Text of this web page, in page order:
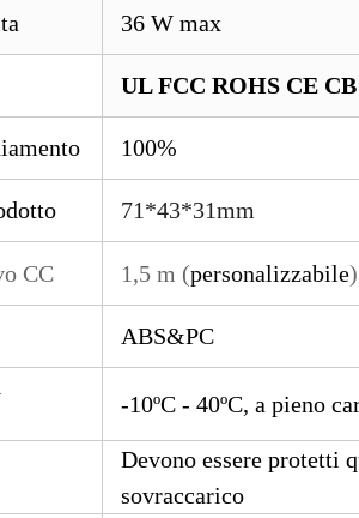
36 W max
UL FCC ROHS CE CB
100%
71*43*31mm
CC 1,5 m (personalizzabile)
ABS&PC
-10ºC - 40ºC, a pieno
Devono essere protetti
sovraccarico